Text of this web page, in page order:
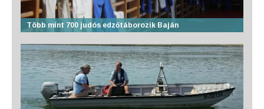
Több mint 700 judós edzőtáborozik Baján